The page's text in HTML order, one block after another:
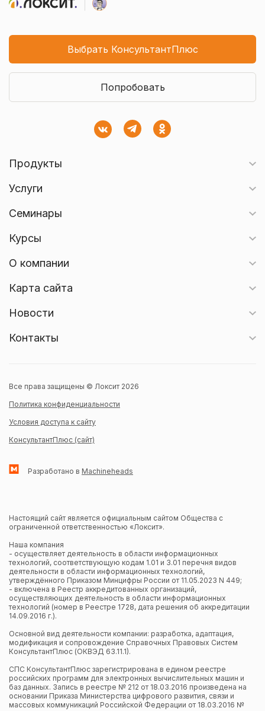
Выбрать КонсультантПлюс
Попробовать
Продукты
Услуги
Семинары
Курсы
О компании
Карта сайта
Новости
Контакты
Все права защищены © Локсит 2026
Политика конфиденциальности
Условия доступа к сайту
КонсультантПлюс (сайт)
Разработано в Machineheads
Настоящий сайт является официальным сайтом Общества с
ограниченной ответственностью «Локсит».
Наша компания
- осуществляет деятельность в области информационных
технологий, соответствующую кодам 1.01 и 3.01 перечня видов
деятельности в области информационных технологий,
утверждённого Приказом Минцифры России от 11.05.2023 N 449;
- включена в Реестр аккредитованных организаций,
осуществляющих деятельность в области информационных
технологий (номер в Реестре 1728, дата решения об аккредитации
14.09.2016 г.).
Основной вид деятельности компании: разработка, адаптация,
модификация и сопровождение Справочных Правовых Систем
КонсультантПлюс (ОКВЭД 63.11.1).
СПС КонсультантПлюс зарегистрирована в едином реестре
российских программ для электронных вычислительных машин и
баз данных. Запись в реестре № 212 от 18.03.2016 произведена на
основании Приказа Министерства цифрового развития, связи и
массовых коммуникаций Российской Федерации от 18.03.2016 №